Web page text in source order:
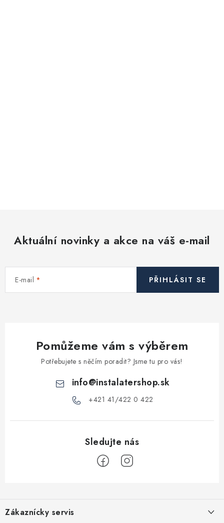
Aktuální novinky a akce na váš e-mail
E-mail PŘIHLÁSIT SE
Pomůžeme vám s výběrem
Potřebujete s něčím poradit? Jsme tu pro vás!
info@instalatershop.sk
+421 41/422 0 422
pZákaznícky servis